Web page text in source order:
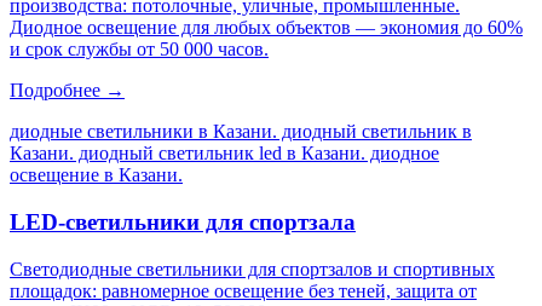
производства: потолочные, уличные, промышленные.
Диодное освещение для любых объектов — экономия до 60%
и срок службы от 50 000 часов.
Подробнее →
диодные светильники в Казани. диодный светильник в
Казани. диодный светильник led в Казани. диодное
освещение в Казани.
LED-светильники для спортзала
Светодиодные светильники для спортзалов и спортивных
площадок: равномерное освещение без теней, защита от